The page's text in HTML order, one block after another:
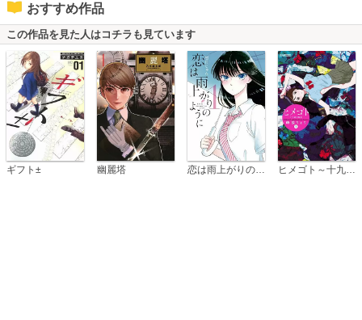
おすすめ作品
この作品を見た人はコチラも見ています
ギフト± 幽麗塔 ヒメゴト～十九歳の制服～